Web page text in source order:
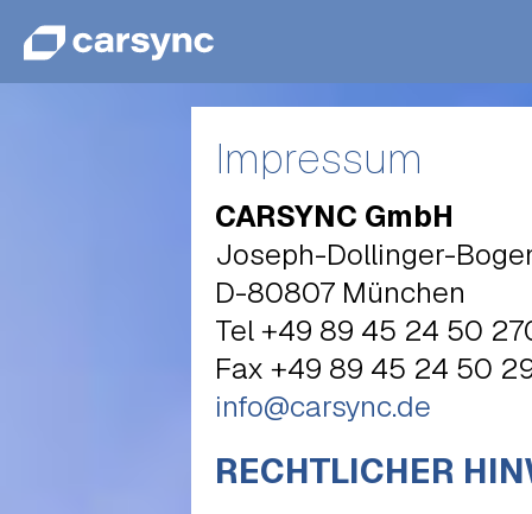
Impressum
CARSYNC GmbH
Joseph-Dollinger-
D-80807 München
Tel +49 89 45 24 50
Fax +49 89 45 24 50
info@carsync.de
RECHTLICHER